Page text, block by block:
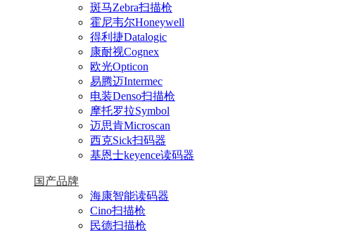
斑马Zebra扫描枪
霍尼韦尔Honeywell
得利捷Datalogic
康耐视Cognex
欧光Opticon
易腾迈Intermec
电装Denso扫描枪
摩托罗拉Symbol
迈思肯Microscan
西克Sick扫码器
基恩士keyence读码器
国产品牌
海康智能读码器
Cino扫描枪
民德扫描枪